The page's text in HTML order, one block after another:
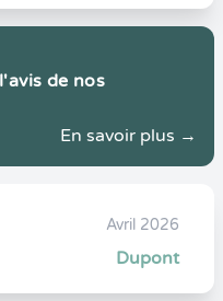
de nos
En savoir plus →
Avril 2026
Dupont